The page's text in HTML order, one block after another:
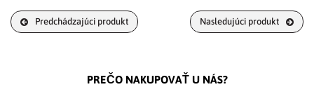
Predchádzajúci produkt Nasledujúci produkt
PREČO NAKUPOVAŤ U NÁS?